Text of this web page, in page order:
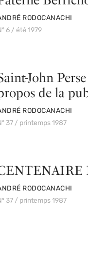
RODOCANACHI
6 / été 1979
John
de la
RODOCANACHI
37 / printemps 1987
RODOCANACHI
37 / printemps 1987